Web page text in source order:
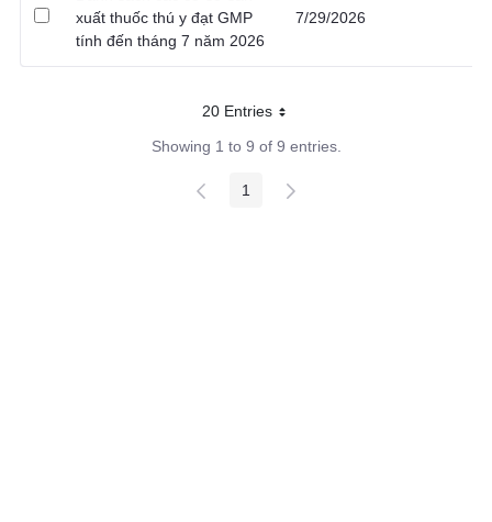
xuất thuốc thú y đạt GMP
tính đến tháng 7 năm 2026
7/29/2026
20 EntriesPer page
Showing 1 to 9 of 9 entries.
Page
1